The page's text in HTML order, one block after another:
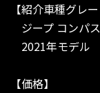
【紹介車種グレー
ジープ コンパ
2021年モデル
【価格】